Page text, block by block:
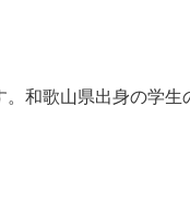
和歌山県出身の学生